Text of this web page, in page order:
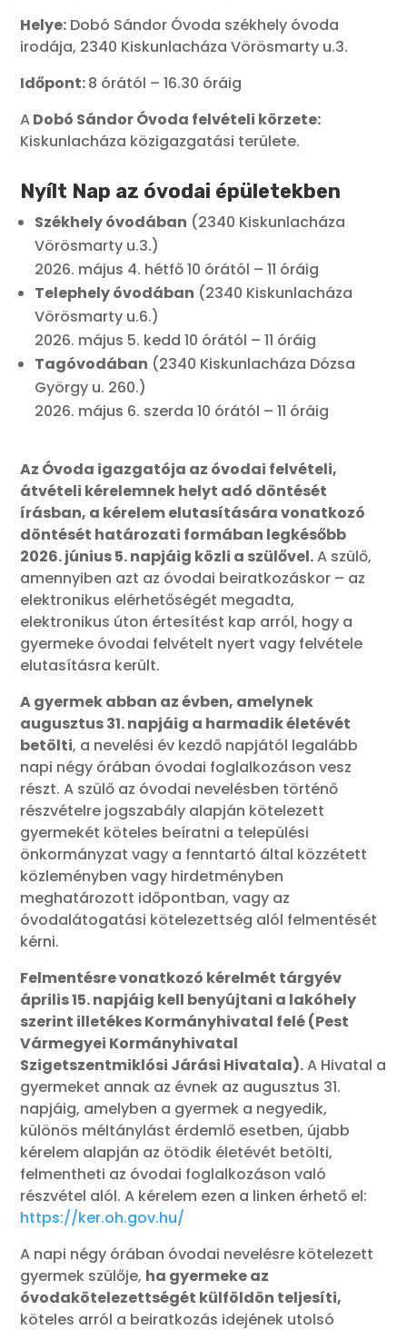
Helye: Dobó Sándor Óvoda székhely óvoda
irodája, 2340 Kiskunlacháza Vörösmarty u.3.
Időpont:8 órától – 16.30 óráig
ADobó Sándor Óvoda felvételi körzete:
Kiskunlacháza közigazgatási területe.
Nyílt Nap az óvodai épületekben
Székhely óvodában (2340 Kiskunlacháza
Vörösmarty u.3.)
2026. május 4. hétfő 10 órától – 11 óráig
Telephely óvodában (2340 Kiskunlacháza
Vörösmarty u.6.)
2026. május 5. kedd 10 órától – 11 óráig
Tagóvodában (2340 Kiskunlacháza Dózsa
György u. 260.)
2026. május 6. szerda 10 órától – 11 óráig
Az Óvoda igazgatója az óvodai felvételi,
átvételi kérelemnek helyt adó döntését
írásban, a kérelem elutasítására vonatkozó
döntését határozati formában legkésőbb
2026. június 5. napjáig közli a szülővel.A szülő,
amennyiben azt az óvodai beiratkozáskor – az
elektronikus elérhetőségét megadta,
elektronikus úton értesítést kap arról, hogy a
gyermeke óvodai felvételt nyert vagy felvétele
elutasításra került.
A gyermek abban az évben, amelynek
augusztus 31. napjáig a harmadik életévét
betölti, a nevelési év kezdő napjától legalább
napi négy órában óvodai foglalkozáson vesz
részt. A szülő az óvodai nevelésben történő
részvételre jogszabály alapján kötelezett
gyermekét köteles beíratni a települési
önkormányzat vagy a fenntartó által közzétett
közleményben vagy hirdetményben
meghatározott időpontban, vagy az
óvodalátogatási kötelezettség alól felmentését
kérni.
Felmentésre vonatkozó kérelmét tárgyév
április 15. napjáig kell benyújtani a lakóhely
szerint illetékes Kormányhivatal felé (Pest
Vármegyei Kormányhivatal
Szigetszentmiklósi Járási Hivatala).A Hivatal a
gyermeket annak az évnek az augusztus 31.
napjáig, amelyben a gyermek a negyedik,
különös méltánylást érdemlő esetben, újabb
kérelem alapján az ötödik életévét betölti,
felmentheti az óvodai foglalkozáson való
részvétel alól. A kérelem ezen a linken érhető el:
https://ker.oh.gov.hu/
A napi négy órában óvodai nevelésre kötelezett
gyermek szülője, ha gyermeke az
óvodakötelezettségét külföldön teljesíti,
köteles arról a beiratkozás idejének utolsó